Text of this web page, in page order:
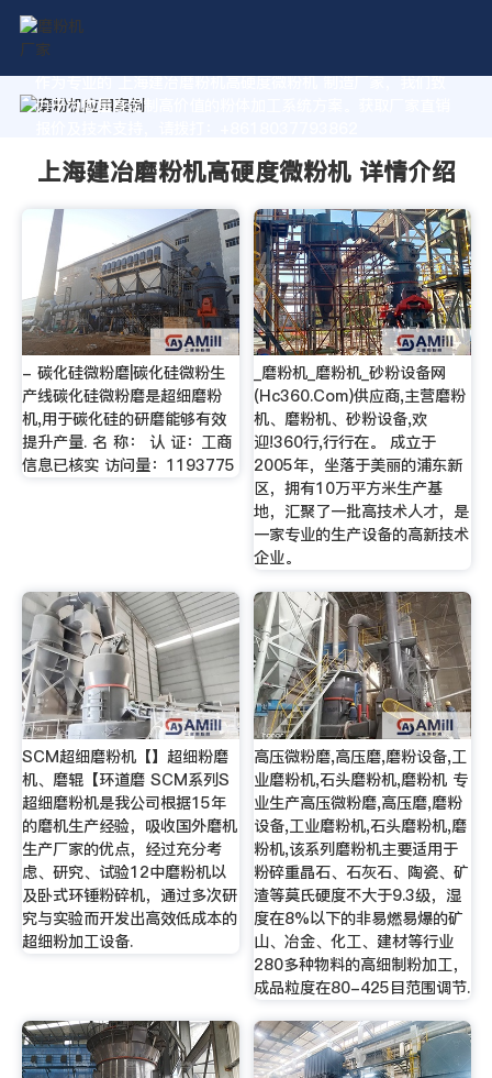
作为专业的 上海建冶磨粉机高硬度微粉机 制造厂家，我们致
力于为您量身定制高价值的粉体加工系统方案。获取厂家直销
上海建冶磨粉机高硬度微粉机 详情介绍
- 碳化硅微粉磨|碳化硅微粉生
产线碳化硅微粉磨是超细磨粉
机,用于碳化硅的研磨能够有效
提升产量. 名 称： 认 证：工商
信息已核实 访问量：1193775
_磨粉机_磨粉机_砂粉设备网
(Hc360.Com)供应商,主营磨粉
机、磨粉机、砂粉设备,欢
迎!360行,行行在。 成立于
2005年，坐落于美丽的浦东新
区，拥有10万平方米生产基
地，汇聚了一批高技术人才，是
一家专业的生产设备的高新技术
企业。
SCM超细磨粉机【】超细粉磨
机、磨辊【环道磨 SCM系列S
超细磨粉机是我公司根据15年
的磨机生产经验，吸收国外磨机
生产厂家的优点，经过充分考
虑、研究、试验12中磨粉机以
及卧式环锤粉碎机，通过多次研
究与实验而开发出高效低成本的
超细粉加工设备.
高压微粉磨,高压磨,磨粉设备,工
业磨粉机,石头磨粉机,磨粉机 专
业生产高压微粉磨,高压磨,磨粉
设备,工业磨粉机,石头磨粉机,磨
粉机,该系列磨粉机主要适用于
粉碎重晶石、石灰石、陶瓷、矿
渣等莫氏硬度不大于9.3级，湿
度在8%以下的非易燃易爆的矿
山、冶金、化工、建材等行业
280多种物料的高细制粉加工，
成品粒度在80-425目范围调节.